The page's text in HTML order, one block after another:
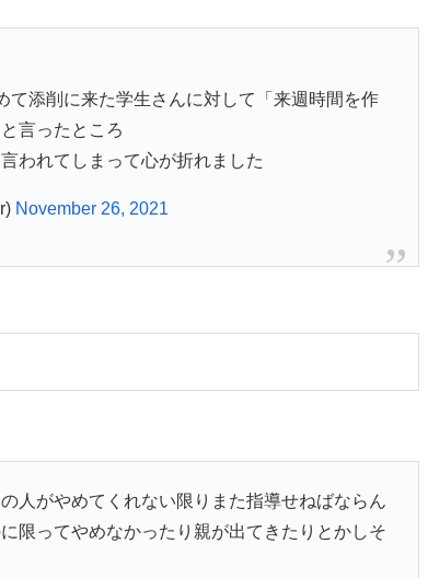
て添削に来た学生さんに対して「来週時間を作
言ったところ
われてしまって心が折れました
November 26, 2021
人がやめてくれない限りまた指導せねばならん
限ってやめなかったり親が出てきたりとかしそ